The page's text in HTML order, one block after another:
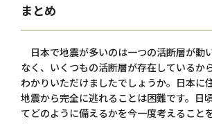
まとめ
日本で地震が多いのは一つの活断層が動
なく、いくつもの活断層が存在しているか
わかりいただけましたでしょうか。日本に
地震から完全に逃れることは困難です。日
てどのように備えるかを今一度考えること